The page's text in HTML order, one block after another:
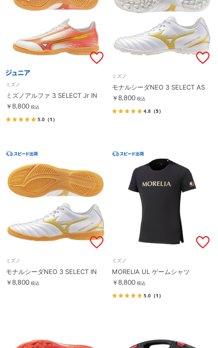
ミズノ
ミズノアルファ 3 SELECT Jr IN
￥8,800 税込
5.0 （1）
ミズノ
モナルシーダNEO 3 SELECT AS
￥8,800 税込
4.8 （5）
ミズノ
モナルシーダNEO 3 SELECT IN
￥8,800 税込
ミズノ
MORELIA UL ゲームシャツ
￥8,800 税込
5.0 （1）